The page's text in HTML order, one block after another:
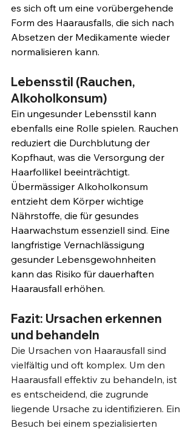
es sich oft um eine vorübergehende
Form des Haarausfalls, die sich nach
Absetzen der Medikamente wieder
normalisieren kann.
Lebensstil (Rauchen,
Alkoholkonsum)
Ein ungesunder Lebensstil kann
ebenfalls eine Rolle spielen. Rauchen
reduziert die Durchblutung der
Kopfhaut, was die Versorgung der
Haarfollikel beeinträchtigt.
Übermässiger Alkoholkonsum
entzieht dem Körper wichtige
Nährstoffe, die für gesundes
Haarwachstum essenziell sind. Eine
langfristige Vernachlässigung
gesunder Lebensgewohnheiten
kann das Risiko für dauerhaften
Haarausfall erhöhen.
Fazit: Ursachen erkennen
und behandeln
Die Ursachen von Haarausfall sind
vielfältig und oft komplex. Um den
Haarausfall effektiv zu behandeln, ist
es entscheidend, die zugrunde
liegende Ursache zu identifizieren. Ein
Besuch bei einem spezialisierten